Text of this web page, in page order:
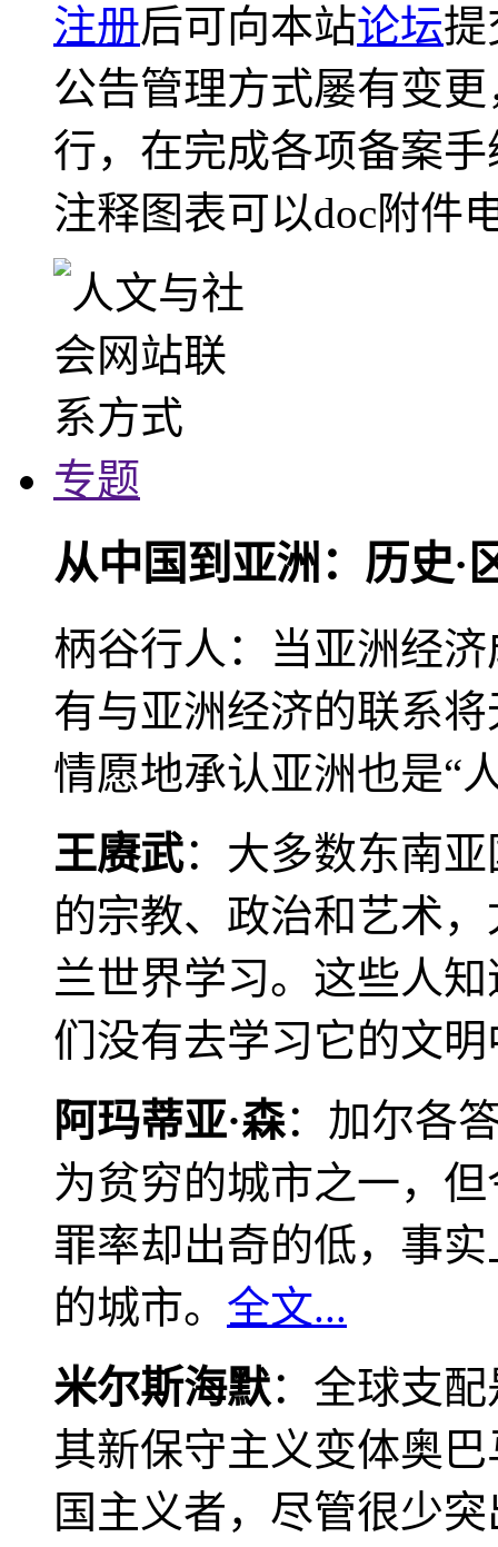
注册后可向本站论坛提
公告管理方式屡有变
行，在完成各项备案
注释图表可以doc附件
专题
从中国到亚洲：历史·
柄谷行人：当亚洲经
有与亚洲经济的联系
情愿地承认亚洲也是“
王赓武：大多数东南
的宗教、政治和艺术
兰世界学习。这些人
们没有去学习它的文
阿玛蒂亚·森：加尔各
为贫穷的城市之一，
罪率却出奇的低，事
的城市。 全文...
米尔斯海默：全球支
其新保守主义变体奥
国主义者，尽管很少